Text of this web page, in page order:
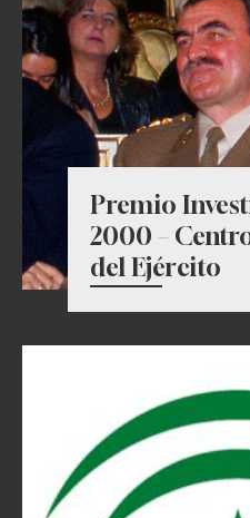
Premio
2000 –
del Ejército